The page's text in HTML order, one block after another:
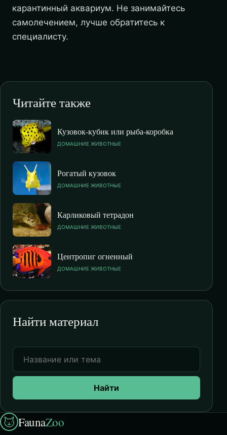
карантинный аквариум. Не занимайтесь
самолечением, лучше обратитесь к
специалисту.
Читайте также
Кузовок-кубик или рыба-коробка
ДОМАШНИЕ ЖИВОТНЫЕ
Рогатый кузовок
ДОМАШНИЕ ЖИВОТНЫЕ
Карликовый тетрадон
ДОМАШНИЕ ЖИВОТНЫЕ
Центропиг огненный
ДОМАШНИЕ ЖИВОТНЫЕ
Найти материал
Найти
FaunaZoo